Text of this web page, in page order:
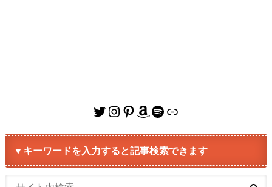
Twitter
Instagram
Pinterest
Amazon
Spotify
リンク
▼キーワードを入力すると記事検索できます